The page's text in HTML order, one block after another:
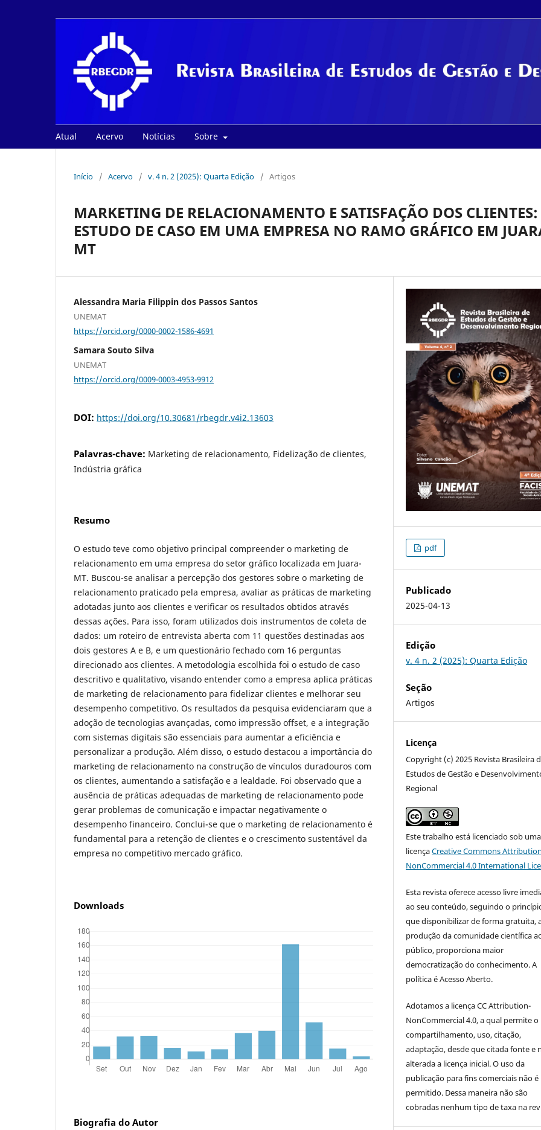
Atual Acervo Notícias Sobre
Início / Acervo / v. 4 n. 2 (2025): Quarta Edição / Artigos
MARKETING DE RELACIONAMENTO E SATISFAÇÃO DOS CLIENTES:
ESTUDO DE CASO EM UMA EMPRESA NO RAMO GRÁFICO EM
MT
Alessandra Maria Filippin dos Passos Santos
UNEMAT
https://orcid.org/0000-0002-1586-4691
Samara Souto Silva
UNEMAT
https://orcid.org/0009-0003-4953-9912
DOI: https://doi.org/10.30681/rbegdr.v4i2.13603
Palavras-chave: Marketing de relacionamento, Fidelização de clientes,
Indústria gráfica
Resumo
O estudo teve como objetivo principal compreender o marketing de
relacionamento em uma empresa do setor gráfico localizada em Juara-
MT. Buscou-se analisar a percepção dos gestores sobre o marketing de
relacionamento praticado pela empresa, avaliar as práticas de marketing
adotadas junto aos clientes e verificar os resultados obtidos através
dessas ações. Para isso, foram utilizados dois instrumentos de coleta de
dados: um roteiro de entrevista aberta com 11 questões destinadas aos
dois gestores A e B, e um questionário fechado com 16 perguntas
direcionado aos clientes. A metodologia escolhida foi o estudo de caso
descritivo e qualitativo, visando entender como a empresa aplica práticas
de marketing de relacionamento para fidelizar clientes e melhorar seu
desempenho competitivo. Os resultados da pesquisa evidenciaram que a
adoção de tecnologias avançadas, como impressão offset, e a integração
com sistemas digitais são essenciais para aumentar a eficiência e
personalizar a produção. Além disso, o estudo destacou a importância do
marketing de relacionamento na construção de vínculos duradouros com
os clientes, aumentando a satisfação e a lealdade. Foi observado que a
ausência de práticas adequadas de marketing de relacionamento pode
gerar problemas de comunicação e impactar negativamente o
desempenho financeiro. Conclui-se que o marketing de relacionamento é
fundamental para a retenção de clientes e o crescimento sustentável da
empresa no competitivo mercado gráfico.
Downloads
Biografia do Autor
pdf
Publicado
2025-04-13
Edição
v. 4 n. 2 (2025): Quarta Edição
Seção
Artigos
Licença
Copyright (c) 2025 Revista Brasileira
Estudos de Gestão e
Regional
Este trabalho está licenciado sob uma
licençaCreative Commons
NonCommercial 4.0 International
Esta revista oferece acesso livre
ao seu conteúdo, seguindo o
que disponibilizar de forma gratuita,
produção da comunidade científica
público, proporciona maior
democratização do conhecimento. A
política é Acesso Aberto.
Adotamos a licença CC Attribution-
NonCommercial 4.0, a qual permite o
compartilhamento, uso, citação,
adaptação, desde que citada fonte e
alterada a licença inicial. O uso da
publicação para fins comerciais não é
permitido. Dessa maneira não são
cobradas nenhum tipo de taxa na